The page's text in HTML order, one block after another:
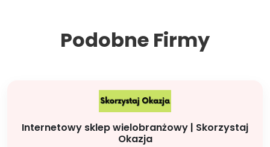
Podobne Firmy
Internetowy sklep wielobranżowy | Skorzystaj
Okazja